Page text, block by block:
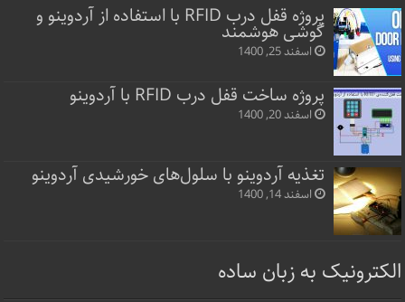
پروژه قفل‌ درب RFID با استفاده از آردوینو و
گوشی هوشمند
اسفند 25, 1400
پروژه ساخت قفل‌ درب RFID با آردوینو
اسفند 20, 1400
تغذیه آردوینو با سلول‌های خورشیدی آردوینو
اسفند 14, 1400
الکترونیک به زبان ساده